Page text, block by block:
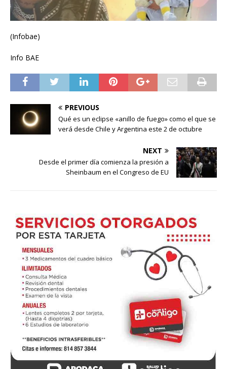
(Infobae)
Info BAE
PREVIOUS
Qué es un eclipse «anillo de fuego» como el que se
verá desde Chile y Argentina este 2 de octubre
NEXT
Desde el primer día comienza la presión a
Sheinbaum en el Congreso de EU